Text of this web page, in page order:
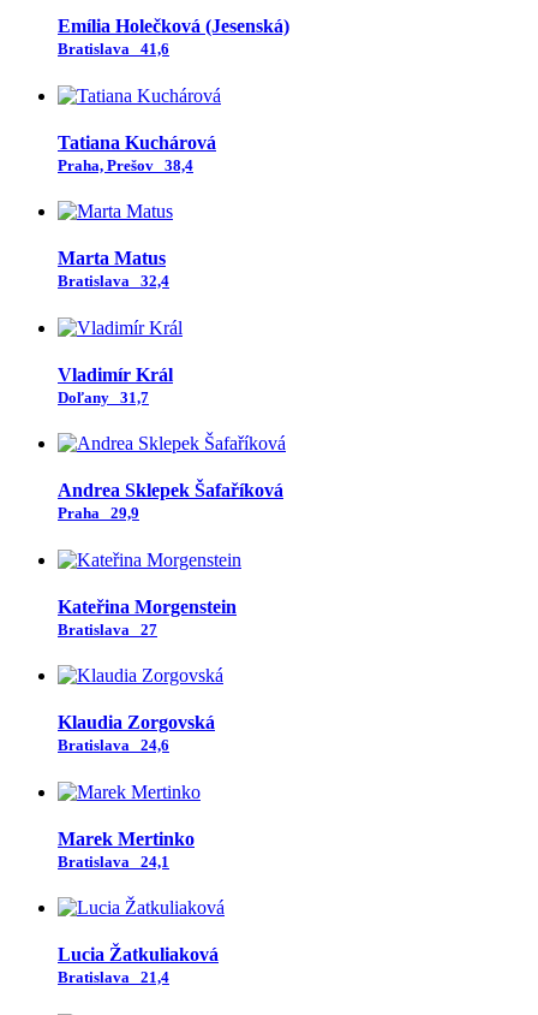
Emília Holečková (Jesenská)
Bratislava 41,6
Tatiana Kuchárová
Praha, Prešov 38,4
Marta Matus
Bratislava 32,4
Vladimír Král
Doľany 31,7
Andrea Sklepek Šafaříková
Praha 29,9
Kateřina Morgenstein
Bratislava 27
Klaudia Zorgovská
Bratislava 24,6
Marek Mertinko
Bratislava 24,1
Lucia Žatkuliaková
Bratislava 21,4